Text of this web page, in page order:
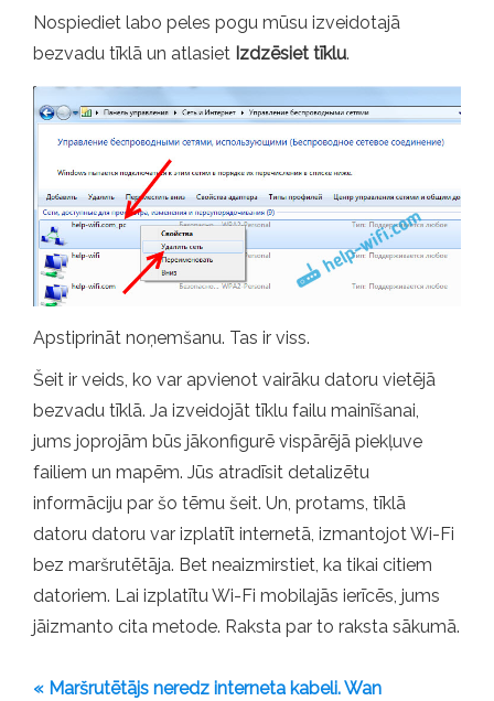
Nospiediet labo peles pogu mūsu izveidotajā
bezvadu tīklā un atlasiet Izdzēsiet tīklu.
Apstiprināt noņemšanu. Tas ir viss.
Šeit ir veids, ko var apvienot vairāku datoru vietējā
bezvadu tīklā. Ja izveidojāt tīklu failu mainīšanai,
jums joprojām būs jākonfigurē vispārējā piekļuve
failiem un mapēm. Jūs atradīsit detalizētu
informāciju par šo tēmu šeit. Un, protams, tīklā
datoru datoru var izplatīt internetā, izmantojot Wi-Fi
bez maršrutētāja. Bet neaizmirstiet, ka tikai citiem
datoriem. Lai izplatītu Wi-Fi mobilajās ierīcēs, jums
jāizmanto cita metode. Raksta par to raksta sākumā.
« Maršrutētājs neredz interneta kabeli. Wan